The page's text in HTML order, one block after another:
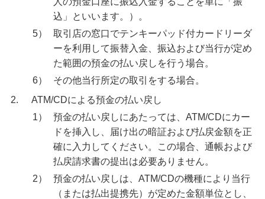
みずほ大口定期預金（自動継続方式）規定
みずほ大口定期預金（自動解約方式）規定
みずほスーパー定期（自動継続方式）規定
みずほスーパー定期（自動解約方式）規定
電話による各種取引規定
預金口座振替規定
込」といいます。）。
5）
取引店の窓口でテンキーパッド付カードリーダ
ーを利用して振替入金、振込および当行が定め
た範囲の預金の払い戻しを行う場合。
6）
その他当行所定の取引をする場合。
2.
ATM/CDによる預金の払い戻し
1）
預金の払い戻しにあたっては、ATM/CDにカー
ドを挿入し、届け出の暗証および払戻金額を正
確に入力してください。この場合、通帳および
払戻請求書の提出は必要ありません。
2）
預金の払い戻しは、ATM/CDの機種により当行
（または払出提携先）が定めた金額単位とし、